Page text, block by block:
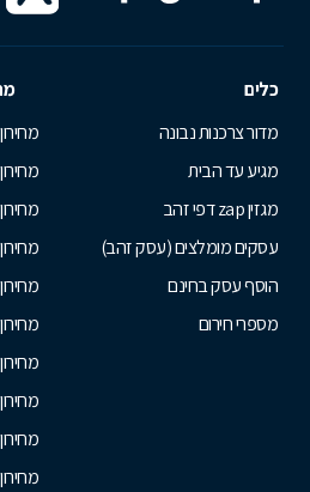
כלים
מדור צרכנות נבונה
מגיע עד הבית
מגזין zap דפי זהב
עסקים מומלצים (עסק זהב)
הוסף עסק בחינם
מספרי חירום